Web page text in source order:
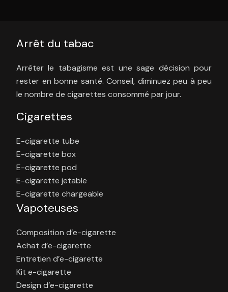
Arrêt du tabac
Arrêter le tabagisme est une sage décision pour
rester en bonne santé. Conseil, diminuez peu à peu
le nombre de cigarettes consommé par jour.
Cigarettes
E-cigarette tube
E-cigarette box
E-cigarette pod
E-cigarette jetable
E-cigarette chargeable
Vapoteuses
Composition d’e-cigarette
Achat d’e-cigarette
Entretien d’e-cigarette
Kit e-cigarette
Design d’e-cigarette